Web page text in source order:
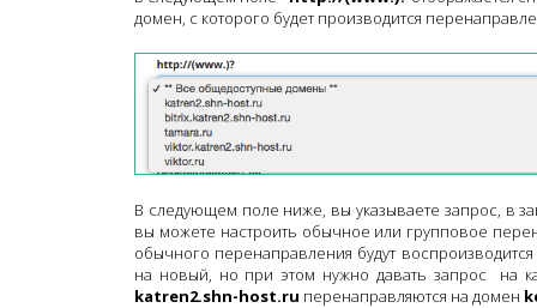
домен, с которого будет производится
В следующем поле ниже, вы указываете запрос, в
вы можете настроить обычное или групповое
обычного перенаправления будут
на новый, но при этом нужно давать запрос на
katren2.shn-host.ru перенаправляются на домен